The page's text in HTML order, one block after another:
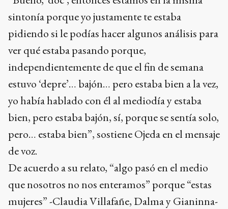
sintonía porque yo justamente te estaba
pidiendo si le podías hacer algunos análisis para
ver qué estaba pasando porque,
independientemente de que el fin de semana
estuvo ‘depre’… bajón… pero estaba bien a la vez,
yo había hablado con él al mediodía y estaba
bien, pero estaba bajón, sí, porque se sentía solo,
pero… estaba bien”, sostiene Ojeda en el mensaje
de voz.
De acuerdo a su relato, “algo pasó en el medio
que nosotros no nos enteramos” porque “estas
mujeres” -Claudia Villafañe, Dalma y Gianinna-